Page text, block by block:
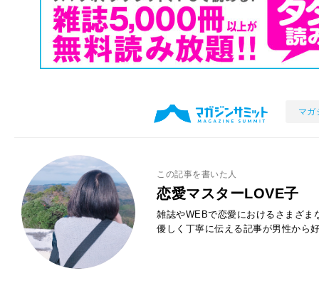
マガ
この記事を書いた人
恋愛マスターLOVE子
雑誌やWEBで恋愛におけるさまざま
優しく丁寧に伝える記事が男性から